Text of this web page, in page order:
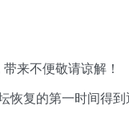
来不便敬请谅解！
恢复的第一时间得到